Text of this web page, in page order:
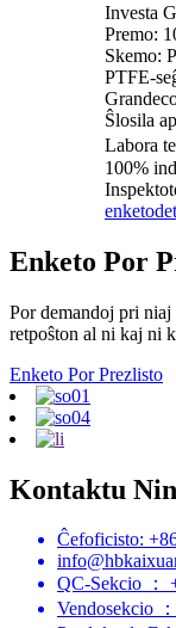
Investa
Premo:
Skemo:
PTFE-
Ŝlosila
Labora
100%
enketo
Enketo Por
Por demandoj pri
retpoŝton al ni kaj ni
Enketo Por Prezlisto
Kontaktu Nin
Ĉefoficisto:
QC-Sekcio ：
Vendosekcio